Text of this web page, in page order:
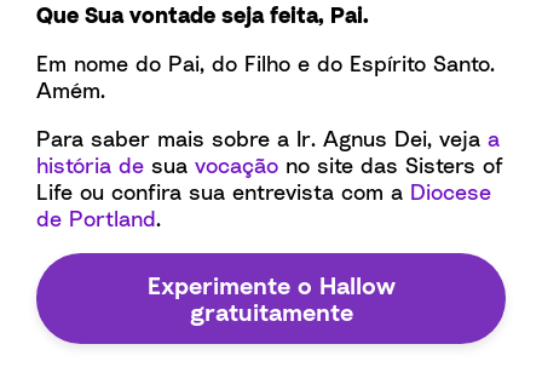
Que Sua vontade seja feita, Pai.
Em nome do Pai, do Filho e do Espírito Santo.
Amém.
Para saber mais sobre a Ir. Agnus Dei, veja a
história de sua vocação no site das Sisters of
Life ou confira sua entrevista com a Diocese
de Portland.
Experimente o Hallow
gratuitamente